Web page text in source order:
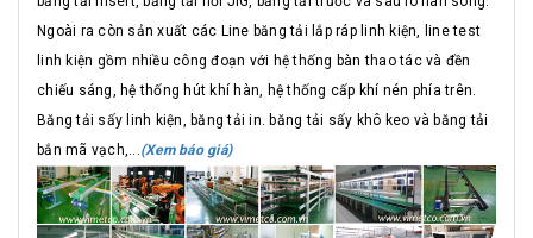
Ngoài ra còn sản xuất các Line băng tải lắp ráp linh kiện, line test
linh kiện gồm nhiều công đoạn với hệ thống bàn thao tác và đền
chiếu sáng, hệ thống hút khí hàn, hệ thống cấp khí nén phía trên.
Băng tải sấy linh kiện, băng tải in. băng tải sấy khô keo và băng tải
bắn mã vạch,... (Xem báo giá)